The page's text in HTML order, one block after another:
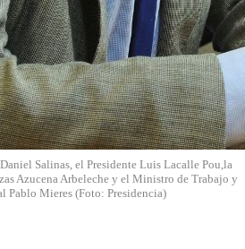
Salinas, el Presidente Luis Lacalle Pou,la
Azucena Arbeleche y el Ministro de Trabajo y
Pablo Mieres (Foto: Presidencia)